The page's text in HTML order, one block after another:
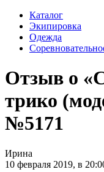
Каталог
Экипировка
Одежда
Отзыв о
трико
№5171
Ирина
10 февраля 2019, в